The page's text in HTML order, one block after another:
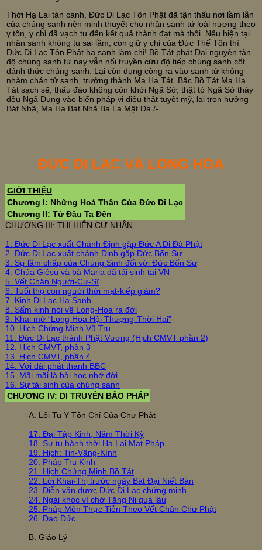
Thời Hạ Lai tàn canh, Đức Di Lạc Tôn Phật đã tận thấu nơi lầm lẫn
của chúng sanh nên minh thuyết cho nhân sanh tứ loài nương theo
y tôn, y chỉ đã vạch tu đến kết quả thành đạt mà thôi. Nếu hiện tại
nhân sanh không tu sai lầm, còn giữ y chỉ của Đức Thế Tôn thì
Đức Di Lạc Tôn Phật hạ sanh làm chi! Bồ Tát phát Đại nguyện tận
độ chúng sanh từ nay vẫn nối truyền cứu độ tiếp chúng sanh cốt
đánh thức chúng sanh. Lại còn dụng công ra vào sanh tử không
nhàm chán tử sanh, trưởng thành Ma Ha Tát. Bậc Bồ Tát Ma Ha
Tát sạch sẽ, thấu đáo không còn khởi Ngã Sở, thật tỏ Ngã Sở thảy
đều Ngã Dụng vào biển pháp vi diệu thật tuyệt mỹ, lại trọn hưởng
Bát Nhã, Ma Ha Bát Nhã Ba La Mật Đa./-
ĐỨC DI LẠC VÀ LONG HOA
GIỚI THIỆU
Chương I: Những Hoá Thân Của Đức Di Lạc
Chương II: Từ Đâu Ta Đến
CHƯƠNG III: THỊ HIỆN CƯ NHÂN
1. Đức Di Lạc xuất Chánh Định gặp Đức A Di Đà Phật
2. Đức Di Lạc xuất chánh Định gặp Đức Bổn Sư
3. Sự lầm chấp của Chúng Sinh đối với Đức Bổn Sư
4. Chúa Giêsu và bà Maria đã tái sinh tại VN
5. Vết Chân Người-Cư-Sĩ
6. Tuổi thọ con người thời mạt-kiếp giảm?
7. Kinh Di Lạc Hạ Sanh
8. Sấm kinh nói về Long-Hoa ra đời
9. Khai mở “Long Hoa Hội Thượng-Thời Hai”
10. Hịch Chứng Minh Vũ Trụ
11. Đức Di Lạc thành Phật Vương (Hịch CMVT phần 2)
12. Hịch CMVT, phần 3
13. Hịch CMVT, phần 4
14. Với đài phát thanh BBC
15. Mãi mãi là bài học nhớ đời
16. Sự tái sinh của chúng sanh
CHƯƠNG IV: DI TRUYỀN BẢO PHÁP
A. Lối Tu Y Tôn Chỉ Của Chư Phật
17. Đại Tập Kinh, Năm Thời Kỳ
18. Sự tu hành thời Hạ Lai Mạt Pháp
19. Hịch: Tin-Vâng-Kính
20. Pháp Trụ Kinh
21. Hịch Chứng Minh Bồ Tát
22. Lời Khai-Thị trước ngày Bát Đại Niết Bàn
23. Diễn văn được Đức Di Lạc chứng minh
24. Ngài khóc vì chờ Tăng Ni quá lâu
25. Pháp Môn Thực Tiễn Theo Vết Chân Chư Phật
26. Đạo Đức
B. Giáo Lý